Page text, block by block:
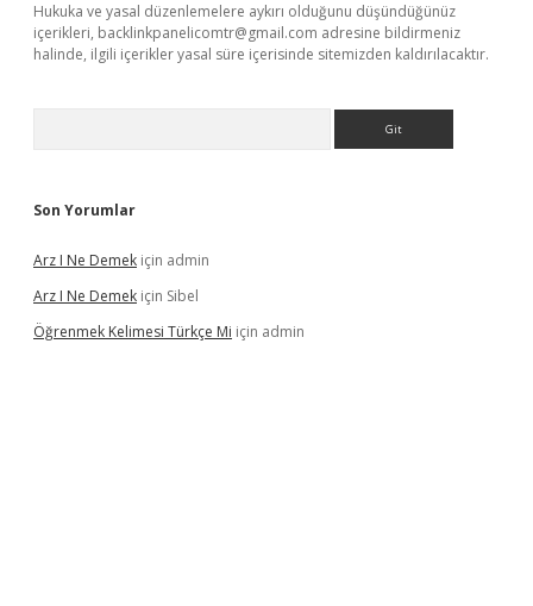
Hukuka ve yasal düzenlemelere aykırı olduğunu düşündüğünüz
içerikleri, backlinkpanelicomtr@gmail.com adresine bildirmeniz
halinde, ilgili içerikler yasal süre içerisinde sitemizden kaldırılacaktır.
Son Yorumlar
Arz I Ne Demek için admin
Arz I Ne Demek için Sibel
Öğrenmek Kelimesi Türkçe Mi için admin